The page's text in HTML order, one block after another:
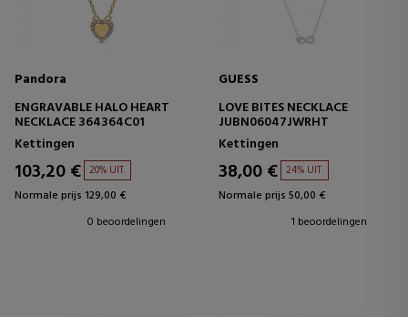
Pandora
ENGRAVABLE HALO HEART
NECKLACE 364364C01
Kettingen
103,20 € 20% UIT.
Normale prijs 129,00 €
0 beoordelingen
GUESS
LOVE BITES NECKLACE
JUBN06047JWRHT
Kettingen
38,00 € 24% UIT.
Normale prijs 50,00 €
1 beoordelingen